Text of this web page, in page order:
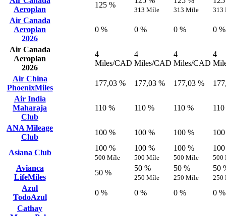
Aeroplan
125 %
313 Míle 313 Míle 313
Air Canada
Aeroplan
2026
0 % 0 % 0 % 0 %
Air Canada
Aeroplan
2026
4
Miles/CAD
4
Miles/CAD
4
Miles/CAD
4
Air China
PhoenixMiles
177,03 % 177,03 % 177,03 %
Air India
Maharaja
Club
110 % 110 % 110 %
ANA Mileage
Club
100 % 100 % 100 %
Asiana Club
100 %
500 Míle
100 %
500 Míle
100 %
500 Míle 500
Avianca
LifeMiles
50 %
50 %
250 Míle
50 %
250 Míle
50
250
Azul
TodoAzul
0 % 0 % 0 %
0 %
Cathay